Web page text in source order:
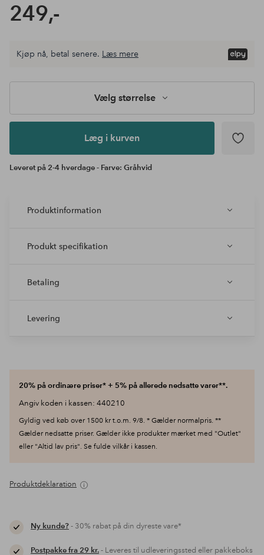
249,-
størrelse
Læg i
Kjøp nå, betal senere. Læs mere
Vælg størrelse
Læg i kurven
Leveret på 2-4 hverdage - Farve: Gråhvid
Produktinformation
Produkt specifikation
Betaling
Levering
20% på ordinære priser* + 5% på allerede nedsatte varer**.
Angiv koden i kassen: 440210
Gyldig ved køb over 1500 kr t.o.m. 9/8. * Gælder normalpris. **
Gælder nedsatte priser. Gælder ikke produkter mærket med "Outlet"
eller "Altid lav pris". Se fulde vilkår i kassen.
Produktdeklaration
Ny kunde?- 30% rabat på din dyreste vare*
Postpakke fra 29 kr.- Leveres til udleveringssted eller pakkeboks